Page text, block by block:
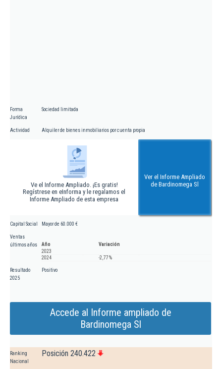
Forma
Jurídica
Sociedad limitada
Actividad Alquiler de bienes inmobiliarios por cuenta propia
Ve el Informe Ampliado. ¡Es gratis!
Regístrese en eInforma y le regalamos el
Informe Ampliado de esta empresa
Ver el Informe Ampliado
de Bardinomega Sl
Capital Social Mayor de 60.000 €
Ventas
últimos años
Año
Variación
2023
2024
-2,77 %
Resultado
2025
Positivo
Accede al Informe ampliado de
Bardinomega Sl
Ranking
Nacional
Posición 240.422